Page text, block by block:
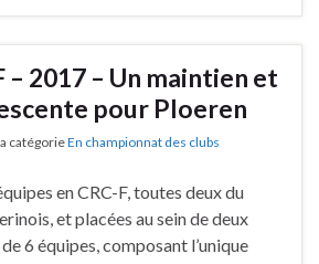
– 2017 – Un maintien et
pour Ploeren
catégorieEn championnat des clubs
en CRC-F, toutes deux du
et placées au sein de deux
6 équipes, composant l’unique